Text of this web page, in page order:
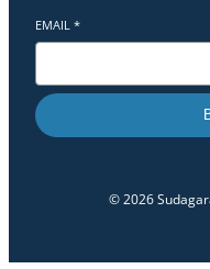
EMAIL *
© 2026